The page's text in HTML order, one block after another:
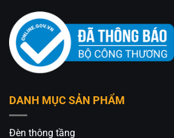
DANH MỤC SẢN PHẨM
Đèn thông tầng